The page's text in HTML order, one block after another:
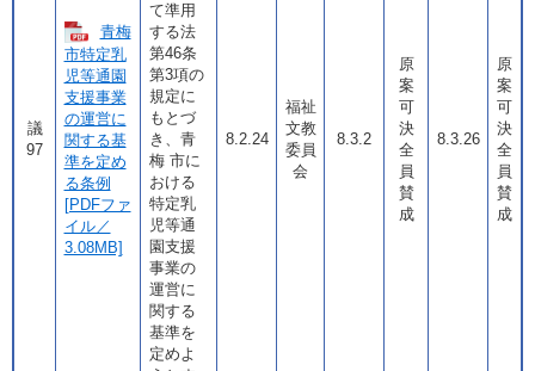
議
97
青梅
市特定乳
児等通園
支援事業
の運営に
関する基
準を定め
る条例
[PDFファ
イル／
3.08MB]
て準用
する法
第46条
第3項の
規定に
もとづ
き、青
梅 市に
おける
特定乳
児等通
園支援
事業の
運営に
関する
基準を
定めよ
8.2.24
福祉
文教
委員
会
8.3.2
原
案
可
決
全
員
賛
成
8.3.26
原
案
可
決
全
員
賛
成